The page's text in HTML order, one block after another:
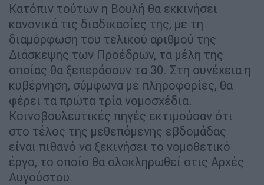
Κατόπιν τούτων η Βουλή θα εκκινήσει
κανονικά τις διαδικασίες της, με τη
διαμόρφωση του τελικού αριθμού της
Διάσκεψης των Προέδρων, τα μέλη της
οποίας θα ξεπεράσουν τα 30. Στη συνέχεια η
κυβέρνηση, σύμφωνα με πληροφορίες, θα
φέρει τα πρώτα τρία νομοσχέδια.
Κοινοβουλευτικές πηγές εκτιμούσαν ότι
στο τέλος της μεθεπόμενης εβδομάδας
είναι πιθανό να ξεκινήσει το νομοθετικό
έργο, το οποίο θα ολοκληρωθεί στις Αρχές
Αυγούστου.